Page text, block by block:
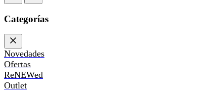
Categorías
Novedades
Ofertas
ReNEWed
Outlet